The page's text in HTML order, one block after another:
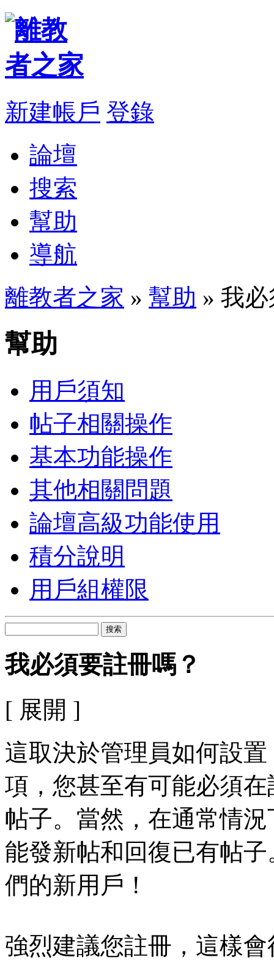
新建帳戶 登錄
論壇
搜索
幫助
導航
離教者之家 » 幫助 » 我
幫助
用戶須知
帖子相關操作
基本功能操作
其他相關問題
論壇高級功能使用
積分說明
用戶組權限
搜索
我必須要註冊嗎？
[ 展開 ]
這取決於管理員如何設
項，您甚至有可能必須
帖子。當然，在通常情
能發新帖和回復已有帖
們的新用戶！
強烈建議您註冊，這樣